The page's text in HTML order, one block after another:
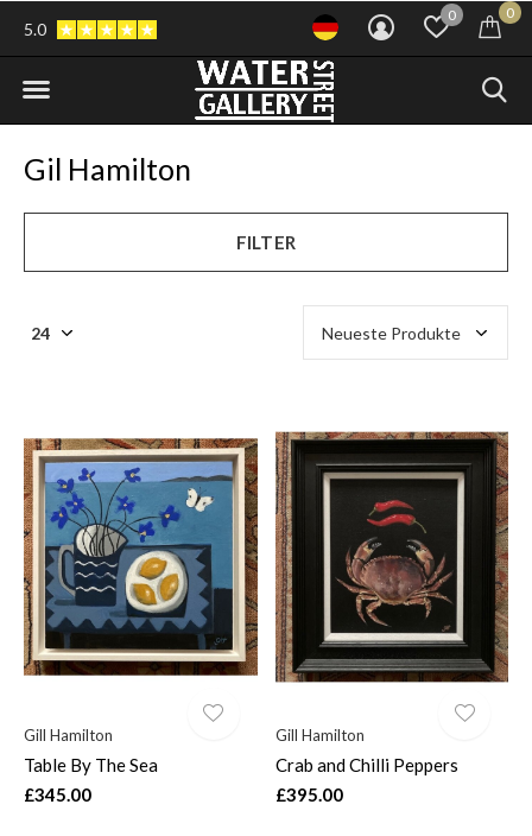
0 0
5.0
Gil Hamilton
FILTER
Gill Hamilton
Table By The Sea
£345.00
Gill Hamilton
Crab and Chilli Peppers
£395.00